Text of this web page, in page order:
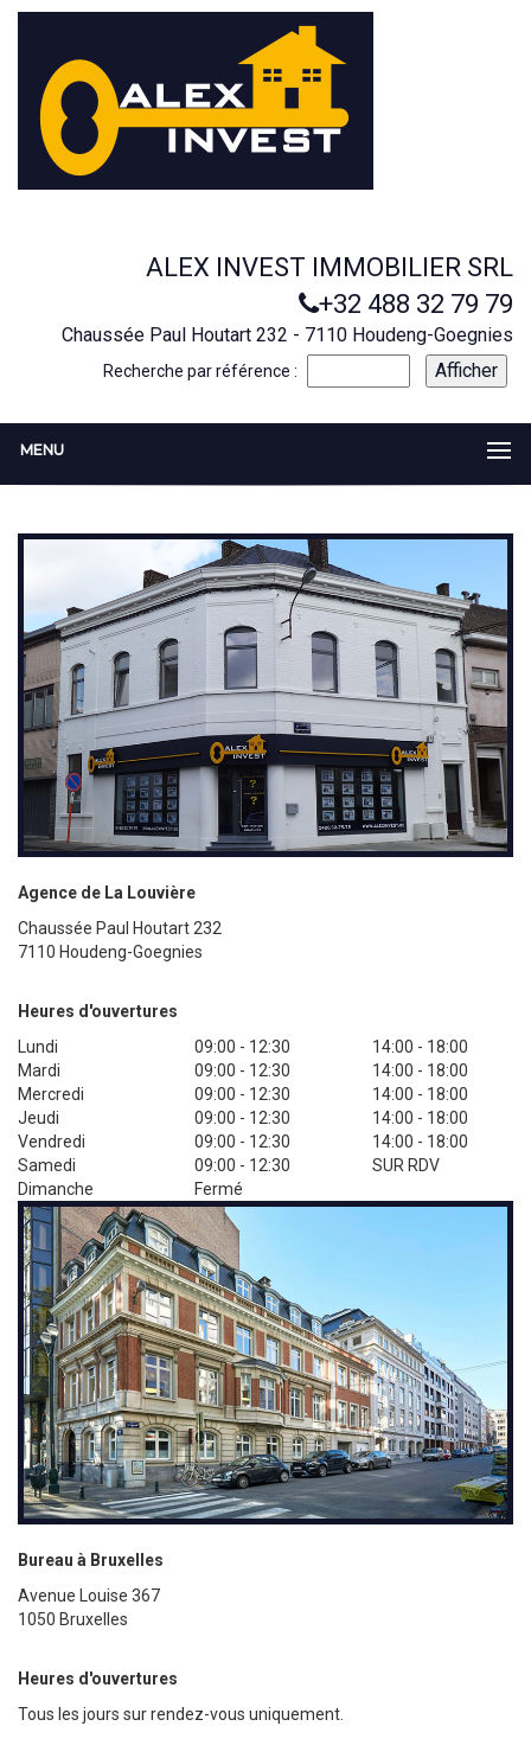
ALEX INVEST IMMOBILIER SRL
+32 488 32 79 79
Chaussée Paul Houtart 232 - 7110 Houdeng-Goegnies
Recherche par référence :
MENU
Agence de La Louvière
Chaussée Paul Houtart 232
7110 Houdeng-Goegnies
Heures d'ouvertures
Lundi
Mardi
Mercredi
Jeudi
Vendredi
Samedi
Dimanche
09:00 - 12:30
09:00 - 12:30
09:00 - 12:30
09:00 - 12:30
09:00 - 12:30
09:00 - 12:30
Fermé
14:00 - 18:00
14:00 - 18:00
14:00 - 18:00
14:00 - 18:00
14:00 - 18:00
SUR RDV
Bureau à Bruxelles
Avenue Louise 367
1050 Bruxelles
Heures d'ouvertures
Tous les jours sur rendez-vous uniquement.